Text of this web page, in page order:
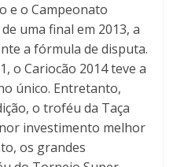
e o Campeonato
uma final em 2013, a
a fórmula de disputa.
o Cariocão 2014 teve a
único. Entretanto,
o troféu da Taça
investimento melhor
os grandes